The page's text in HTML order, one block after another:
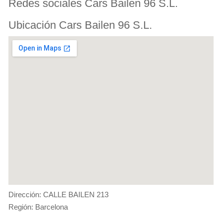
Redes sociales Cars Bailen 96 S.L.
Ubicación Cars Bailen 96 S.L.
Dirección: CALLE BAILEN 213
Región: Barcelona